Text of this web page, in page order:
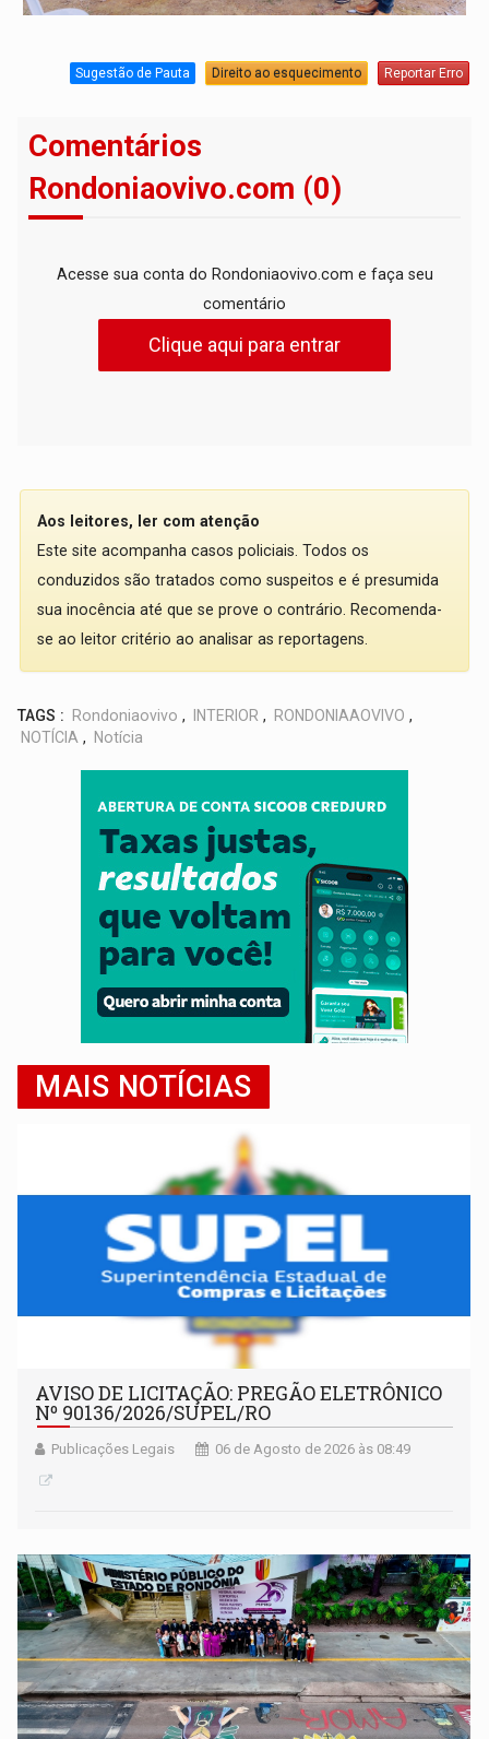
Sugestão de Pauta Direito ao esquecimento Reportar Erro
Comentários
Rondoniaovivo.com (0)
Acesse sua conta do Rondoniaovivo.com e faça seu
comentário
Clique aqui para entrar
Aos leitores, ler com atenção
Este site acompanha casos policiais. Todos os
conduzidos são tratados como suspeitos e é presumida
sua inocência até que se prove o contrário. Recomenda-
se ao leitor critério ao analisar as reportagens.
TAGS : Rondoniaovivo , INTERIOR , RONDONIAAOVIVO ,
NOTÍCIA , Notícia
MAIS NOTÍCIAS
AVISO DE LICITAÇÃO: PREGÃO ELETRÔNICO
Nº 90136/2026/SUPEL/RO
Publicações Legais 06 de Agosto de 2026 às 08:49